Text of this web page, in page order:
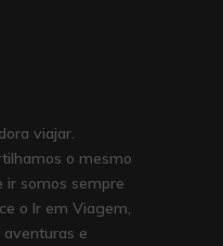
viajar.
o mesmo
ir somos sempre
o Ir em Viagem,
e